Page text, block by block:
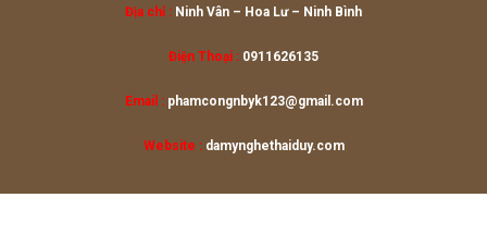
Địa chỉ : Ninh Vân – Hoa Lư – Ninh Bình
Điện Thoại : 0911626135
Email :phamcongnbyk123@gmail.com
Website :damynghethaiduy.com